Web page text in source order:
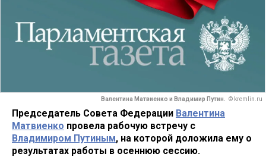
Валентина Матвиенко и Владимир Путин. © kremlin.ru
Председатель Совета Федерации Валентина
Матвиенко провела рабочую встречу с
Владимиром Путиным, на которой доложила ему о
результатах работы в осеннюю сессию.